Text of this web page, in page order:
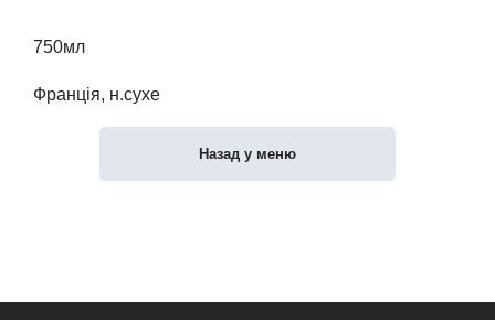
750мл
Франція, н.сухе
Назад у меню